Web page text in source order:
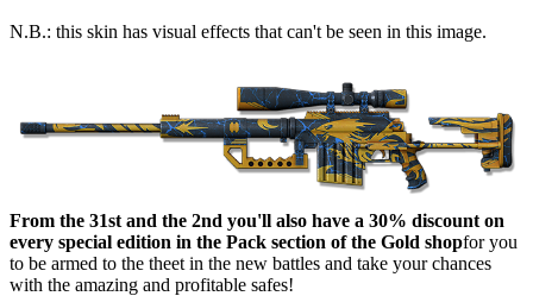
N.B.: this skin has visual effects that can't be seen in this image.
From the 31st and the 2nd you'll also have a 30% discount on
every special edition in the Pack section of the Gold shopfor you
to be armed to the theet in the new battles and take your chances
with the amazing and profitable safes!